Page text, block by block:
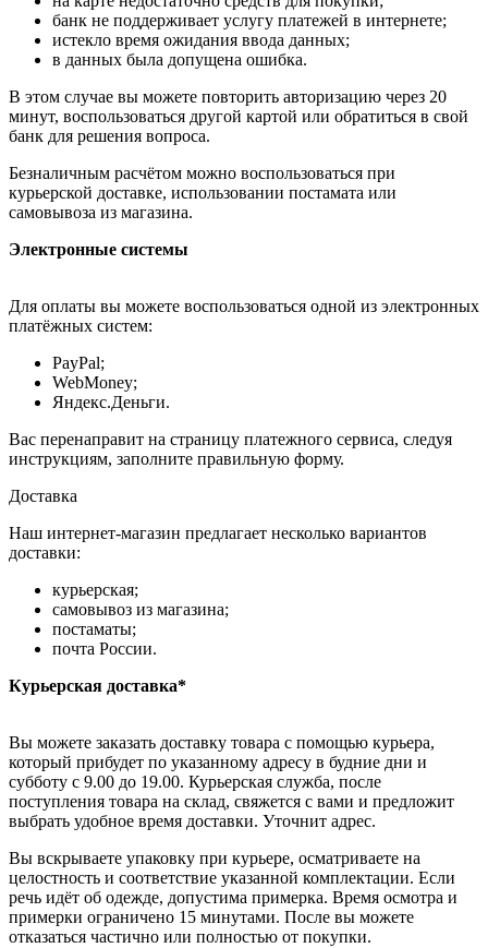
банк не поддерживает услугу платежей в интернете;
истекло время ожидания ввода данных;
в данных была допущена ошибка.
В этом случае вы можете повторить авторизацию через 20
минут, воспользоваться другой картой или обратиться в свой
банк для решения вопроса.
Безналичным расчётом можно воспользоваться при
курьерской доставке, использовании постамата или
самовывоза из магазина.
Электронные системы
Для оплаты вы можете воспользоваться одной из электронных
платёжных систем:
PayPal;
WebMoney;
Яндекс.Деньги.
Вас перенаправит на страницу платежного сервиса, следуя
инструкциям, заполните правильную форму.
Доставка
Наш интернет-магазин предлагает несколько вариантов
доставки:
курьерская;
самовывоз из магазина;
постаматы;
почта России.
Курьерская доставка*
Вы можете заказать доставку товара с помощью курьера,
который прибудет по указанному адресу в будние дни и
субботу с 9.00 до 19.00. Курьерская служба, после
поступления товара на склад, свяжется с вами и предложит
выбрать удобное время доставки. Уточнит адрес.
Вы вскрываете упаковку при курьере, осматриваете на
целостность и соответствие указанной комплектации. Если
речь идёт об одежде, допустима примерка. Время осмотра и
примерки ограничено 15 минутами. После вы можете
отказаться частично или полностью от покупки.